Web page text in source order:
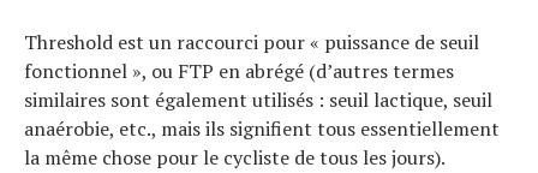
Threshold est un raccourci pour « puissance de seuil
fonctionnel », ou FTP en abrégé (d’autres termes
similaires sont également utilisés : seuil lactique, seuil
anaérobie, etc., mais ils signifient tous essentiellement
la même chose pour le cycliste de tous les jours).